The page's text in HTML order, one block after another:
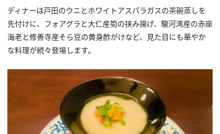
ディナーは戸田のウニとホワイトアスパラガスの茶碗蒸しを
先付けに、フォアグラと大仁産筍の挟み揚げ、駿河湾産の赤座
海老と修善寺産そら豆の黄身酢がけなど、見た目にも華やか
な料理が続々登場します。